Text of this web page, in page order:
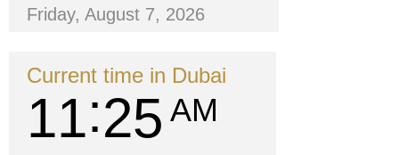
Friday, August 7, 2026
Current time in Dubai
11 25 AM